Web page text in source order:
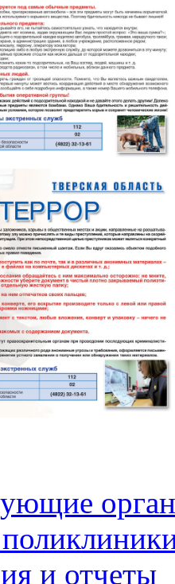
и отчеты